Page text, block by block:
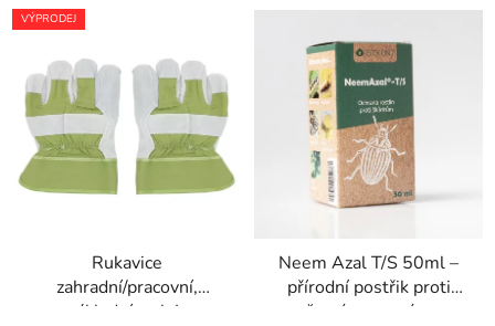
VÝPRODEJ
Rukavice
zahradní/pracovní,
základní, vel. L
Neem Azal T/S 50ml –
přírodní postřik proti
žravým a savým